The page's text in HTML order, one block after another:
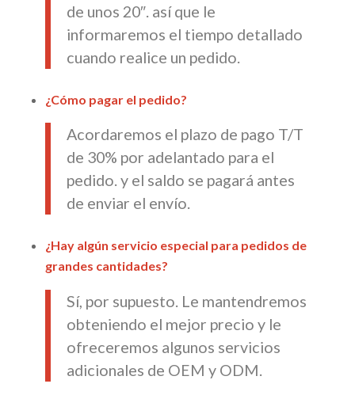
de unos 20″. así que le
informaremos el tiempo detallado
cuando realice un pedido.
¿Cómo pagar el pedido?
Acordaremos el plazo de pago T/T
de 30% por adelantado para el
pedido. y el saldo se pagará antes
de enviar el envío.
¿Hay algún servicio especial para pedidos de
grandes cantidades?
Sí, por supuesto. Le mantendremos
obteniendo el mejor precio y le
ofreceremos algunos servicios
adicionales de OEM y ODM.